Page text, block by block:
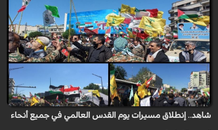
شاهد.. إنطلاق مسيرات يوم القدس العالمي في جميع أنحاء